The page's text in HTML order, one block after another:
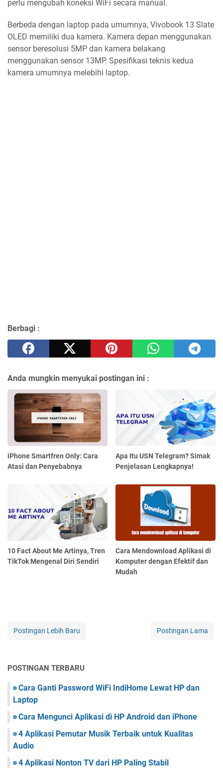
perlu mengubah koneksi WiFi secara manual.
Berbeda dengan laptop pada umumnya, Vivobook 13 Slate
OLED memiliki dua kamera. Kamera depan menggunakan
sensor beresolusi 5MP dan kamera belakang
menggunakan sensor 13MP. Spesifikasi teknis kedua
kamera umumnya melebihi laptop.
Berbagi :
Anda mungkin menyukai postingan ini :
iPhone Smartfren Only: Cara
Atasi dan Penyebabnya
Apa Itu USN Telegram? Simak
Penjelasan Lengkapnya!
10 Fact About Me Artinya, Tren
TikTok Mengenal Diri Sendiri
Cara Mendownload Aplikasi di
Komputer dengan Efektif dan
Mudah
Postingan Lebih Baru Postingan Lama
POSTINGAN TERBARU
Cara Ganti Password WiFi IndiHome Lewat HP dan
Laptop
Cara Mengunci Aplikasi di HP Android dan iPhone
4 Aplikasi Pemutar Musik Terbaik untuk Kualitas
Audio
4 Aplikasi Nonton TV dari HP Paling Stabil